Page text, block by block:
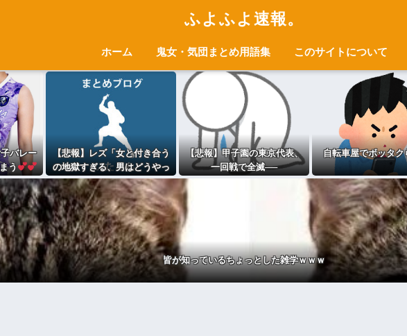
ふよふよ速報。
ホーム 鬼女・気団まとめ用語集 このサイトについて
バレー
う
【悲報】レズ「女と付き合う
の地獄すぎる、男はどうやっ
て耐えてんの？」
【悲報】甲子園の東京代表、
一回戦で全滅──
自転車屋でボッタク
皆が知っているちょっとした雑学ｗｗｗ